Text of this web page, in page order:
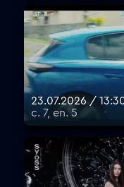
23.07.2026 /
с. 7, еп. 5